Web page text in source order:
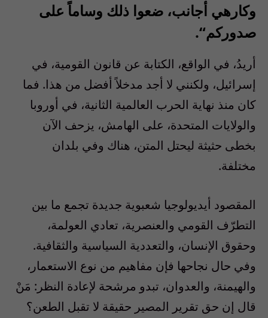
وكارهي أجانب، ضعوا ذلك وساماً على
صدوركم“
.
أريدُ، في الواقع، الكتابة عن قانون القومية، في
إسرائيل، ولكنني لا أجد مدخلاً أفضل من هذا. فما
كان منذ نهاية الحرب العالمية الثانية، في أوروبا
والولايات المتحدة، على الهامش، يزحف الآن
بخطى حثيثة ليحتل المتن، هناك وفي بلدان
مختلفة.
المقصود أيديولوجيا شعبوية جديدة تجمع ما بين
التطرّف القومي والعنصرية، تعادي العولمة،
وحقوق الإنسان، والتعددية السياسية والثقافية.
وفي حال نجاحها فإن مفاهيم من نوع الاستعمار،
والهيمنة، والعدوان، تبدو مرشحة لإعادة النظر : مَنْ
قال إن حق تقرير المصير حقيقة لا تقبل الطعن؟